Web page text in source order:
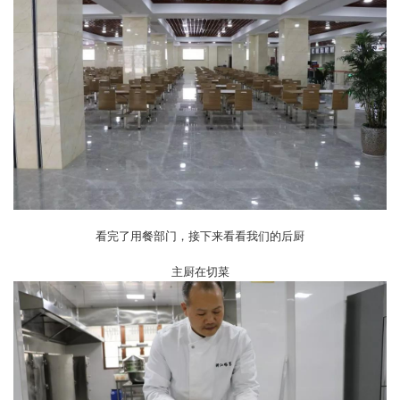
看完了用餐部门，接下来看看我们的后厨
主厨在切菜